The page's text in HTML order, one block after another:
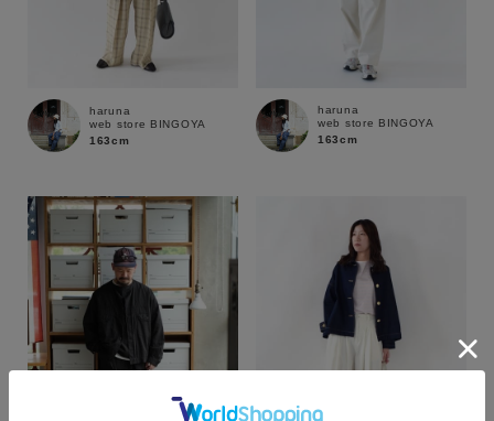
haruna
web store BINGOYA
163cm
haruna
web store BINGOYA
163cm